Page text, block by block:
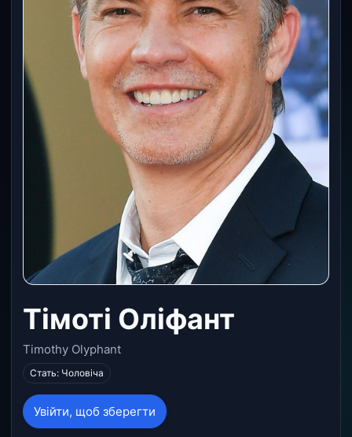
Тімоті Оліфант
Timothy Olyphant
Стать: Чоловіча
Увійти, щоб зберегти